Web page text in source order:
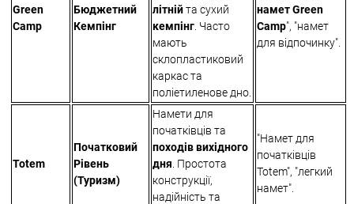
Green
Camp
Бюджетний
Кемпінг
літнійта сухий
кемпінг . Часто
мають
склопластиковий
каркас та
поліетиленове дно.
намет Green
Camp", "намет
для відпочинку".
Totem
Початковий
Рівень
(Туризм)
Намети для
початківців та
походів вихідного
дня . Простота
конструкції,
надійність та
"Намет для
початківців
Totem", "легкий
намет".